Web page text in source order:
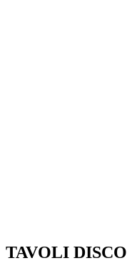
TAVOLI DISCO